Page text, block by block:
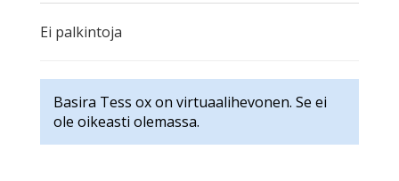
Ei palkintoja
Basira Tess ox on virtuaalihevonen. Se ei
ole oikeasti olemassa.